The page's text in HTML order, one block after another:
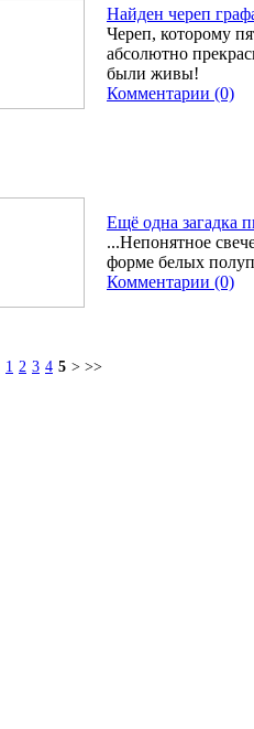
Найден череп
Череп, которому
абсолютно
были живы!
Комментарии (0)
Ещё одна загадка
...Непонятное
форме белых
Комментарии (0)
1 2 3 4 5 > >>